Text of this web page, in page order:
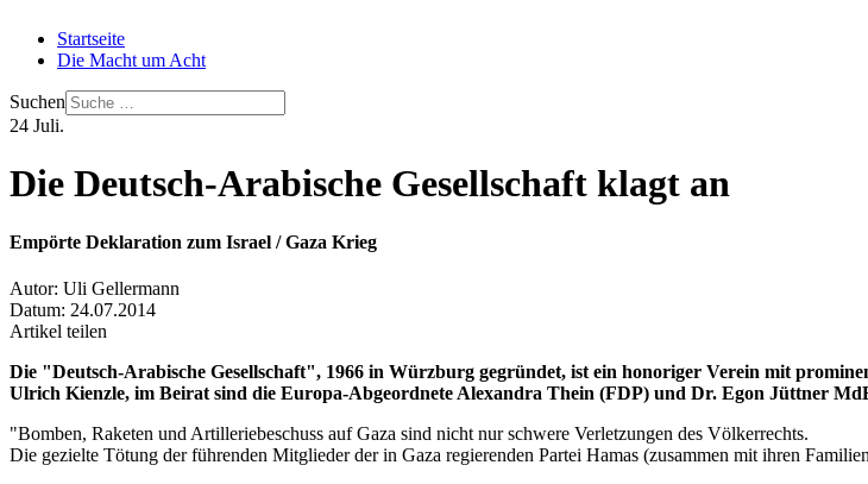
Startseite
Die Macht um Acht
Suchen
24 Juli.
Die Deutsch-Arabische Gesellschaft klagt an
Empörte Deklaration zum Israel / Gaza Krieg
Autor: Uli Gellermann
Datum: 24.07.2014
Artikel teilen
Die "Deutsch-Arabische Gesellschaft", 1966 in Würzburg gegründet, ist ein honoriger Verein mit
Ulrich Kienzle, im Beirat sind die Europa-Abgeordnete Alexandra Thein (FDP) und Dr. Egon Jüttner
"Bomben, Raketen und Artilleriebeschuss auf Gaza sind nicht nur schwere Verletzungen des Völkerrechts.
Die gezielte Tötung der führenden Mitglieder der in Gaza regierenden Partei Hamas (zusammen mit ihren